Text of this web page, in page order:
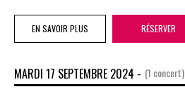
EN SAVOIR PLUS RÉSERVER
MARDI 17 SEPTEMBRE 2024 - (1 concert)